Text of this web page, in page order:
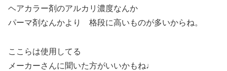
ヘアカラー剤のアルカリ濃度なんか
パーマ剤なんかより 格段に高いものが多いからね。
ここらは使用してる
メーカーさんに聞いた方がいいかもね♩